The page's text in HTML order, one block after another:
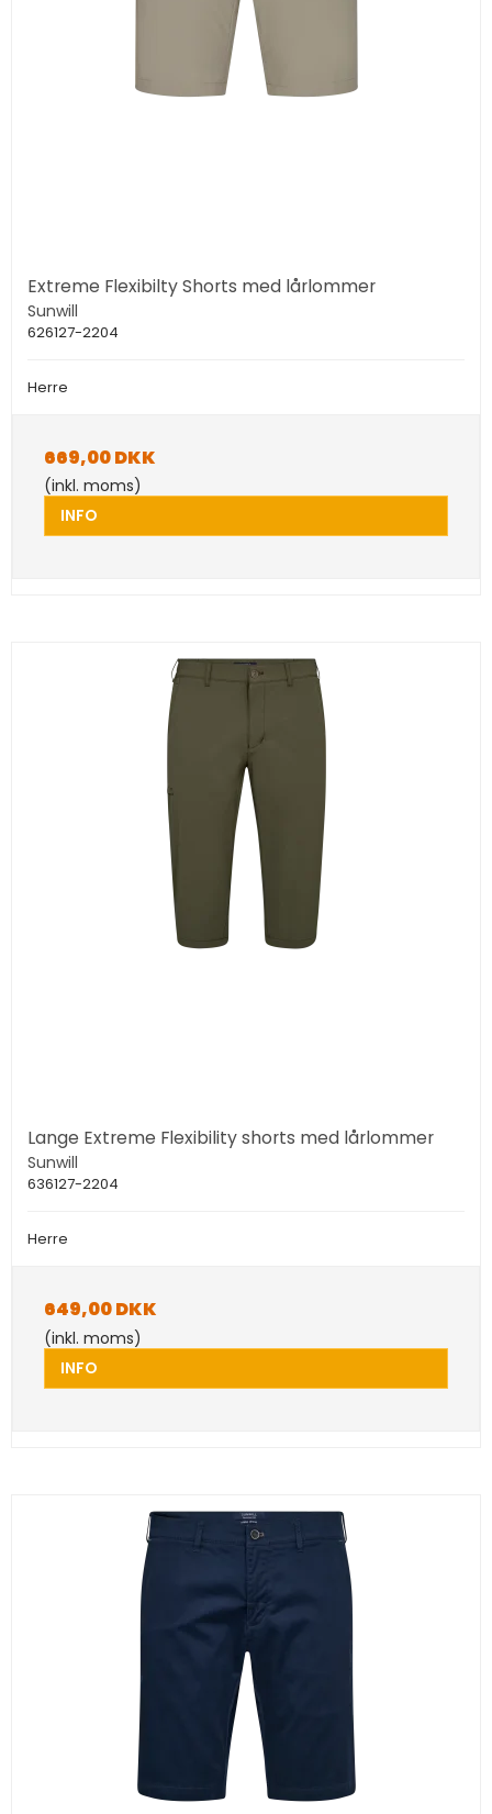
Extreme Flexibilty Shorts med lårlommer
Sunwill
626127-2204
Herre
669,00 DKK
(inkl. moms)
INFO
Lange Extreme Flexibility shorts med lårlommer
Sunwill
636127-2204
Herre
649,00 DKK
(inkl. moms)
INFO